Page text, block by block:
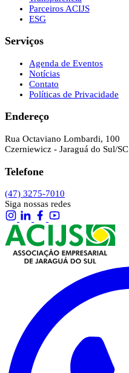
Parceiros ACIJS
ESG
Serviços
Agenda de Eventos
Notícias
Contato
Políticas de Privacidade
Endereço
Rua Octaviano Lombardi, 100
Czerniewicz - Jaraguá do Sul/SC
Telefone
(47) 3275-7010
Siga nossas redes